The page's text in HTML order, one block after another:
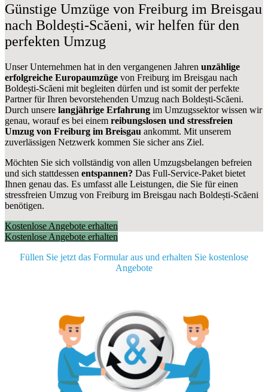
Günstige Umzüge von Freiburg im Breisgau
nach Boldești-Scăeni, wir helfen für den
perfekten Umzug
Unser Unternehmen hat in den vergangenen Jahren unzählige
erfolgreiche Europaumzüge von Freiburg im Breisgau nach
Boldești-Scăeni mit begleiten dürfen und ist somit der perfekte
Partner für Ihren bevorstehenden Umzug nach Boldești-Scăeni.
Durch unsere langjährige Erfahrung im Umzugssektor wissen wir
genau, worauf es bei einem reibungslosen und stressfreien
Umzug von Freiburg im Breisgau ankommt. Mit unserem
zuverlässigen Netzwerk kommen Sie sicher ans Ziel.
Möchten Sie sich vollständig von allen Umzugsbelangen befreien
und sich stattdessen entspannen? Das Full-Service-Paket bietet
Ihnen genau das. Es umfasst alle Leistungen, die Sie für einen
stressfreien Umzug von Freiburg im Breisgau nach Boldești-Scăeni
benötigen.
Kostenlose Angebote erhalten
Kostenlose Angebote erhalten
Füllen Sie jetzt das Formular aus und erhalten Sie kostenlose
Angebote